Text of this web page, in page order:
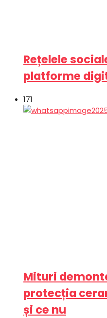
Rețelele
platforme
171
Mituri
protecția
și ce nu